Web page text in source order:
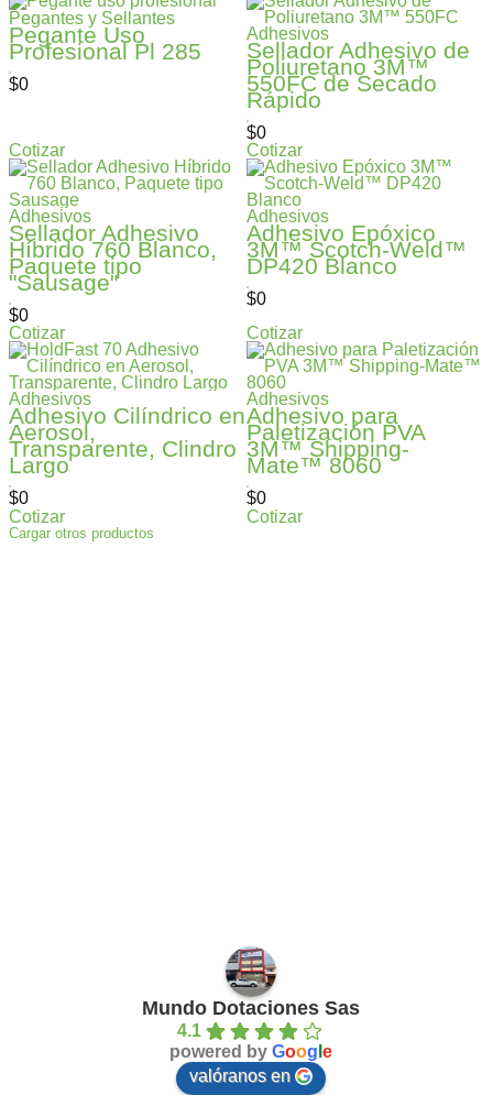
Pegantes y Sellantes
Pegante Uso
Profesional Pl 285
$0
Cotizar
Adhesivos
Sellador Adhesivo de
Poliuretano 3M™
550FC de Secado
Rápido
$0
Cotizar
Adhesivos
Sellador Adhesivo
Híbrido 760 Blanco,
Paquete tipo
"Sausage"
$0
Cotizar
Adhesivos
Adhesivo Epóxico
3M™ Scotch-Weld™
DP420 Blanco
$0
Cotizar
Adhesivos
Adhesivo Cilíndrico en
Aerosol,
Transparente, Clindro
Largo
$0
Cotizar
Adhesivos
Adhesivo para
Paletización PVA
3M™ Shipping-
Mate™ 8060
$0
Cotizar
Cargar otros productos
Mundo Dotaciones Sas
4.1
powered by Goog e
valóranos en